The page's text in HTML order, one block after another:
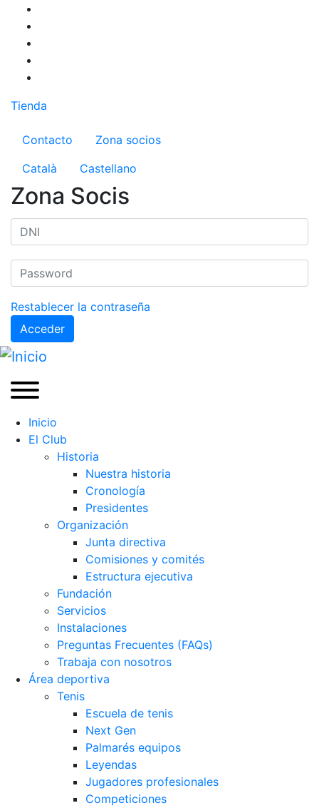
Pasar
contenido
principal
Tienda
Menú del compte d'usuari
Contacto
Zona socios
Català
Castellano
Zona Socis
Restablecer la contraseña
Acceder
Inicio
El Club
Historia
Nuestra historia
Cronología
Presidentes
Organización
Junta directiva
Comisiones y comités
Estructura ejecutiva
Fundación
Servicios
Instalaciones
Preguntas Frecuentes (FAQs)
Trabaja con nosotros
Área deportiva
Tenis
Escuela de tenis
Next Gen
Palmarés equipos
Leyendas
Jugadores profesionales
Competiciones